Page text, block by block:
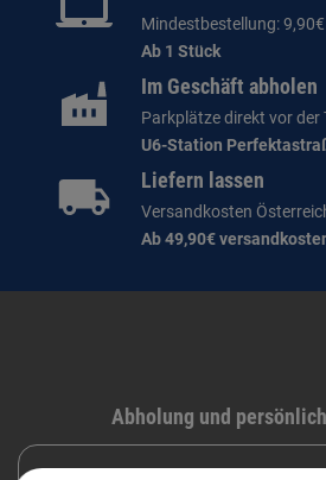
Mindestbestellung: 9,90€
Ab 1 Stück
Im Geschäft abholen
Parkplätze direkt vor der
U6-Station
Liefern lassen
Versandkosten
Ab 49,90€
Abholung und